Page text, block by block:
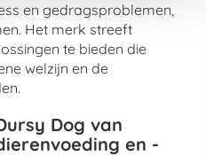
en gedragsproblemen,
Het merk streeft
te bieden die
welzijn en de
Dog van
en -